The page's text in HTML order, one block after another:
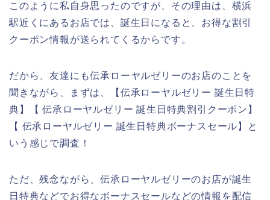
このように私自身思ったのですが、その理由は、横浜
駅近くにあるお店では、誕生日になると、お得な割引
クーポン情報が送られてくるからです。
だから、友達にも伝承ローヤルゼリーのお店のことを
聞きながら、まずは、【伝承ローヤルゼリー 誕生日特
典】【 伝承ローヤルゼリー 誕生日特典割引クーポン】
【 伝承ローヤルゼリー 誕生日特典ボーナスセール】と
いう感じで調査！
ただ、残念ながら、伝承ローヤルゼリーのお店が誕生
日特典などでお得なボーナスセールなどの情報を配信